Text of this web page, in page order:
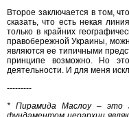
Второе заключается в том,
сказать, что есть некая
только в крайних
правобережной Украины,
являются ее типичными
принципе возможно. Но
деятельности. И для меня
---------
* Пирамида Маслоу – это